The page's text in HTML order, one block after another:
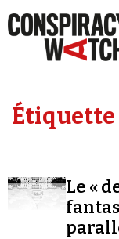
Étiquette
Le «